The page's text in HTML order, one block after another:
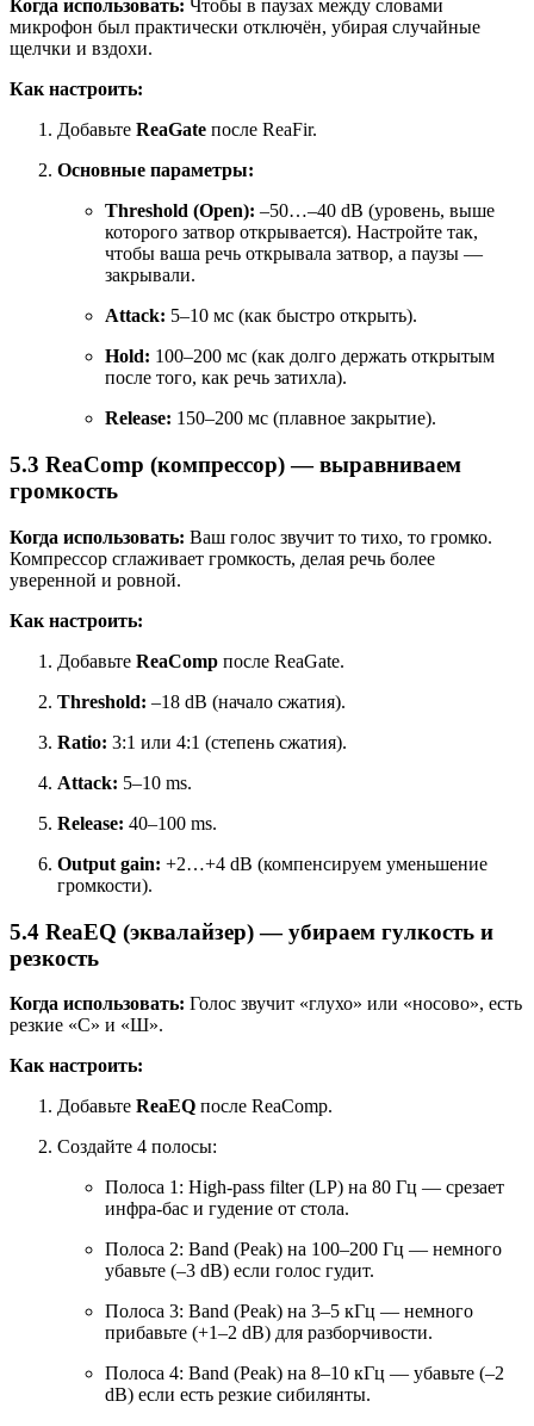
Когда использовать: Чтобы в паузах между словами
микрофон был практически отключён, убирая случайные
щелчки и вздохи.
Как настроить:
Добавьте ReaGate после ReaFir.
Основные параметры:
Threshold (Open): –50…–40 dB (уровень, выше
которого затвор открывается). Настройте так,
чтобы ваша речь открывала затвор, а паузы —
закрывали.
Attack: 5–10 мс (как быстро открыть).
Hold: 100–200 мс (как долго держать открытым
после того, как речь затихла).
Release: 150–200 мс (плавное закрытие).
5.3 ReaComp (компрессор) — выравниваем
громкость
Когда использовать: Ваш голос звучит то тихо, то громко.
Компрессор сглаживает громкость, делая речь более
уверенной и ровной.
Как настроить:
Добавьте ReaComp после ReaGate.
Threshold: –18 dB (начало сжатия).
Ratio: 3:1 или 4:1 (степень сжатия).
Attack: 5–10 ms.
Release: 40–100 ms.
Output gain: +2…+4 dB (компенсируем уменьшение
громкости).
5.4 ReaEQ (эквалайзер) — убираем гулкость и
резкость
Когда использовать: Голос звучит «глухо» или «носово», есть
резкие «С» и «Ш».
Как настроить:
Добавьте ReaEQ после ReaComp.
Создайте 4 полосы:
Полоса 1: High-pass filter (LP) на 80 Гц — срезает
инфра-бас и гудение от стола.
Полоса 2: Band (Peak) на 100–200 Гц — немного
убавьте (–3 dB) если голос гудит.
Полоса 3: Band (Peak) на 3–5 кГц — немного
прибавьте (+1–2 dB) для разборчивости.
Полоса 4: Band (Peak) на 8–10 кГц — убавьте (–2
dB) если есть резкие сибилянты.